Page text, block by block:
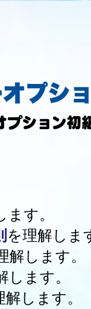
プシ
プション初
す。
を理解しま
解します。
します。
解します。